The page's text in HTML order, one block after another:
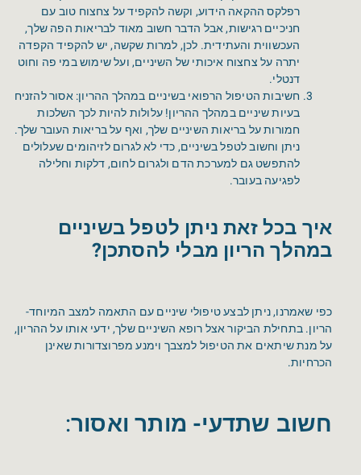
רפלקס ההקאה הידוע, וקשה להקפיד על צחצוח טוב עם
חניכיים רגישות, אבל הדבר חשוב מאוד לבריאות הפה שלך,
העכשווית והעתידית. לכן, למרות שקשה, יש להקפיד הקפדה
יתרה על צחצוח איכותי של השיניים, ועל שימוש במי פה וחוט
דנטלי.
חשיבות הטיפול הרפואי בשיניים במהלך ההריון: אסור להזניח
בעיות שיניים במהלך ההריון! עלולות להיות לכך השלכות
חמורות על בריאות השיניים שלך, ואף על בריאות העובר שלך.
ניתן וחשוב לטפל בשיניים, כדי לא לגרום לזיהומים שעלולים
להתפשט גם למערכת הדם ולגרום לחום, דלקות וחלילה
לפגיעה בעובר.
איך בכל זאת ניתן לטפל בשיניים
במהלך הריון מבלי להסתכן?
כפי שאמרנו, ניתן לבצע טיפולי שיניים עם התאמה למצב המיוחד-
הריון. בתחילת הביקור אצל רופא השיניים שלך, ידעי אותו על ההריון,
על מנת שיתאים את הטיפול למצבך וימנע מפרוצדורות שאינן
הכרחיות.
חשוב שתדעי- מותר ואסור: